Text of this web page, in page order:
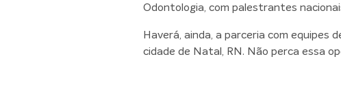
Odontologia, com palestrantes
Haverá, ainda, a parceria com equipes
cidade de Natal, RN. Não perca essa